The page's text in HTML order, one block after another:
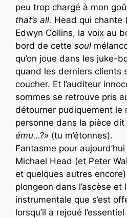
peu trop chargé à mon
that’s all. Head qui chante
Edwyn Collins, la voix au
bord de cette soul
qu’on joue dans les juke-
quand les derniers clients
coucher. Et l’auditeur
sommes se retrouve pris
détourner pudiquement le
personne dans la pièce dit
ému…?» (tu m’étonnes).
Fantasme pour
Michael Head (et Peter
et quelques autres
plongeon dans l’ascèse et
instrumentale que s’est
lorsqu’il a rejoué